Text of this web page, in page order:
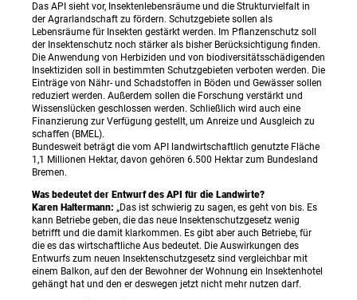
Das API sieht vor, Insektenlebensräume und die Strukturvielfalt in
der Agrarlandschaft zu fördern. Schutzgebiete sollen als
Lebensräume für Insekten gestärkt werden. Im Pflanzenschutz soll
der Insektenschutz noch stärker als bisher Berücksichtigung finden.
Die Anwendung von Herbiziden und von biodiversitätsschädigenden
Insektiziden soll in bestimmten Schutzgebieten verboten werden. Die
Einträge von Nähr- und Schadstoffen in Böden und Gewässer sollen
reduziert werden. Außerdem sollen die Forschung verstärkt und
Wissenslücken geschlossen werden. Schließlich wird auch eine
Finanzierung zur Verfügung gestellt, um Anreize und Ausgleich zu
schaffen (BMEL).
Bundesweit beträgt die vom API landwirtschaftlich genutzte Fläche
1,1 Millionen Hektar, davon gehören 6.500 Hektar zum Bundesland
Bremen.
Was bedeutet der Entwurf des API für die Landwirte?
Karen Haltermann: „Das ist schwierig zu sagen, es geht von bis. Es
kann Betriebe geben, die das neue Insektenschutzgesetz wenig
betrifft und die damit klarkommen. Es gibt aber auch Betriebe, für
die es das wirtschaftliche Aus bedeutet. Die Auswirkungen des
Entwurfs zum neuen Insektenschutzgesetz sind vergleichbar mit
einem Balkon, auf den der Bewohner der Wohnung ein Insektenhotel
gehängt hat und den er deswegen jetzt nicht mehr nutzen darf.